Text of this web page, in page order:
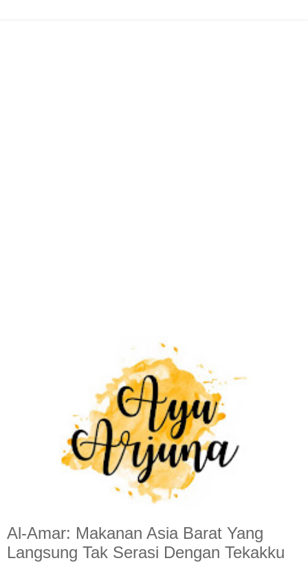
Al-Amar: Makanan Asia Barat Yang
Langsung Tak Serasi Dengan Tekakku